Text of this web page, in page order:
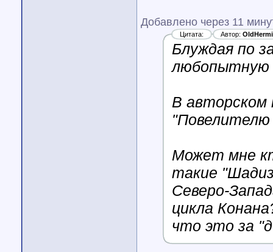
Добавлено через 11
Цитата: Автор:
Блуждая по
любопытную
В авторском
Может мне
такие
Северо-
цикла
что это за